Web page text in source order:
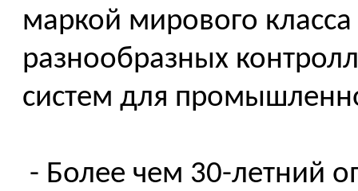
маркой мирового
разнообразных
систем для
- Более чем 30-летний